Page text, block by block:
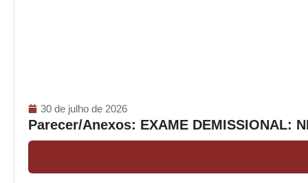
30 de julho de 2026
Parecer/Anexos: EXAME DEMISSIONAL: